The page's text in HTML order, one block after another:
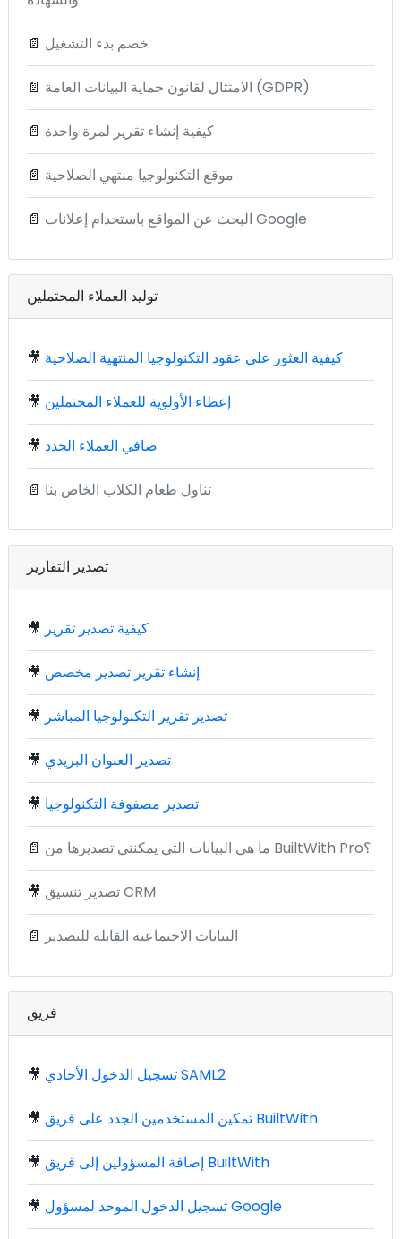
📄 خصم بدء التشغيل
📄 الامتثال لقانون حماية البيانات العامة (GDPR)
📄 كيفية إنشاء تقرير لمرة واحدة
📄 موقع التكنولوجيا منتهي الصلاحية
📄 البحث عن المواقع باستخدام إعلانات Google
توليد العملاء المحتملين
🎥 كيفية العثور على عقود التكنولوجيا المنتهية الصلاحية
🎥 إعطاء الأولوية للعملاء المحتملين
🎥 صافي العملاء الجدد
📄 تناول طعام الكلاب الخاص بنا
تصدير التقارير
🎥 كيفية تصدير تقرير
🎥 إنشاء تقرير تصدير مخصص
🎥 تصدير تقرير التكنولوجيا المباشر
🎥 تصدير العنوان البريدي
🎥 تصدير مصفوفة التكنولوجيا
📄 ما هي البيانات التي يمكنني تصديرها من BuiltWith Pro؟
🎥 تصدير تنسيق CRM
📄 البيانات الاجتماعية القابلة للتصدير
فريق
🎥 تسجيل الدخول الأحادي SAML2
🎥 تمكين المستخدمين الجدد على فريق BuiltWith
🎥 إضافة المسؤولين إلى فريق BuiltWith
🎥 تسجيل الدخول الموحد لمسؤول Google